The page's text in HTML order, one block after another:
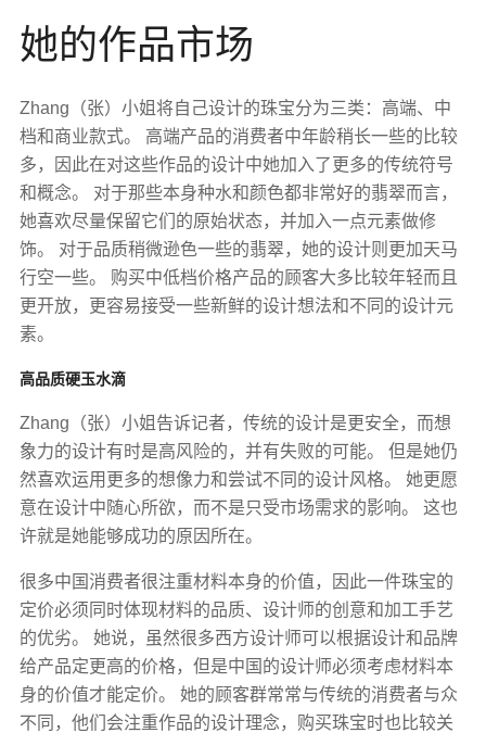
她的作品市场
Zhang（张）小姐将自己设计的珠宝分为三类：高端、中
档和商业款式。 高端产品的消费者中年龄稍长一些的比较
多，因此在对这些作品的设计中她加入了更多的传统符号
和概念。 对于那些本身种水和颜色都非常好的翡翠而言，
她喜欢尽量保留它们的原始状态，并加入一点元素做修
饰。 对于品质稍微逊色一些的翡翠，她的设计则更加天马
行空一些。 购买中低档价格产品的顾客大多比较年轻而且
更开放，更容易接受一些新鲜的设计想法和不同的设计元
素。
高品质硬玉水滴
Zhang（张）小姐告诉记者，传统的设计是更安全，而想
象力的设计有时是高风险的，并有失败的可能。 但是她仍
然喜欢运用更多的想像力和尝试不同的设计风格。 她更愿
意在设计中随心所欲，而不是只受市场需求的影响。 这也
许就是她能够成功的原因所在。
很多中国消费者很注重材料本身的价值，因此一件珠宝的
定价必须同时体现材料的品质、设计师的创意和加工手艺
的优劣。 她说，虽然很多西方设计师可以根据设计和品牌
给产品定更高的价格，但是中国的设计师必须考虑材料本
身的价值才能定价。 她的顾客群常常与传统的消费者与众
不同，他们会注重作品的设计理念，购买珠宝时也比较关